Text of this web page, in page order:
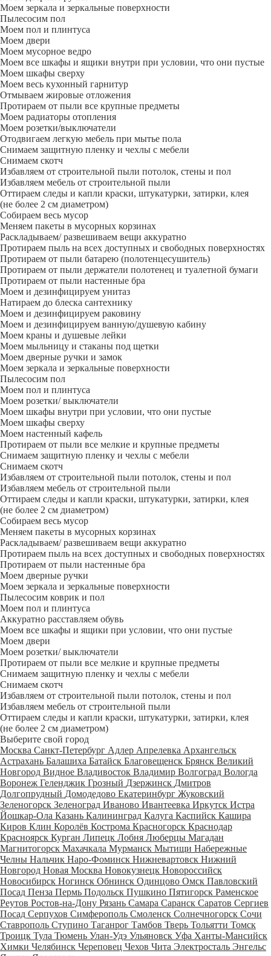
Моем зеркала и зеркальные поверхности
Пылесосим пол
Моем пол и плинтуса
Моем двери
Моем мусорное ведро
Моем все шкафы и ящики внутри при условии, что они пустые
Моем шкафы сверху
Моем весь кухонный гарнитур
Отмываем жировые отложения
Протираем от пыли все крупные предметы
Моем радиаторы отопления
Моем розетки/выключатели
Отодвигаем легкую мебель при мытье пола
Снимаем защитную пленку и чехлы с мебели
Снимаем скотч
Избавляем от строительной пыли потолок, стены и пол
Избавляем мебель от строительной пыли
Оттираем следы и капли краски, штукатурки, затирки, клея
(не более 2 см диаметром)
Собираем весь мусор
Меняем пакеты в мусорных корзинах
Раскладываем/ развешиваем вещи аккуратно
Протираем пыль на всех доступных и свободных поверхностях
Протираем от пыли батарею (полотенцесушитель)
Протираем от пыли держатели полотенец и туалетной бумаги
Протираем от пыли настенные бра
Моем и дезинфицируем унитаз
Натираем до блеска сантехнику
Моем и дезинфицируем раковину
Моем и дезинфицируем ванную/душевую кабину
Моем краны и душевые лейки
Моем мыльницу и стаканы под щетки
Моем дверные ручки и замок
Моем зеркала и зеркальные поверхности
Пылесосим пол
Моем пол и плинтуса
Моем розетки/ выключатели
Моем шкафы внутри при условии, что они пустые
Моем шкафы сверху
Моем настенный кафель
Протираем от пыли все мелкие и крупные предметы
Снимаем защитную пленку и чехлы с мебели
Снимаем скотч
Избавляем от строительной пыли потолок, стены и пол
Избавляем мебель от строительной пыли
Оттираем следы и капли краски, штукатурки, затирки, клея
(не более 2 см диаметром)
Собираем весь мусор
Меняем пакеты в мусорных корзинах
Раскладываем/ развешиваем вещи аккуратно
Протираем пыль на всех доступных и свободных поверхностях
Протираем от пыли настенные бра
Моем дверные ручки
Моем зеркала и зеркальные поверхности
Пылесосим коврик и пол
Моем пол и плинтуса
Аккуратно расставляем обувь
Моем все шкафы и ящики при условии, что они пустые
Моем двери
Моем розетки/ выключатели
Протираем от пыли все мелкие и крупные предметы
Снимаем защитную пленку и чехлы с мебели
Снимаем скотч
Избавляем от строительной пыли потолок, стены и пол
Избавляем мебель от строительной пыли
Оттираем следы и капли краски, штукатурки, затирки, клея
(не более 2 см диаметром)
Выберите свой город
Москва Санкт-Петербург Адлер Апрелевка Архангельск
Астрахань Балашиха Батайск Благовещенск Брянск Великий
Новгород Видное Владивосток Владимир Волгоград Вологда
Воронеж Геленджик Грозный Дзержинск Дмитров
Долгопрудный Домодедово Екатеринбург Жуковский
Зеленогорск Зеленоград Иваново Ивантеевка Иркутск Истра
Йошкар-Ола Казань Калининград Калуга Каспийск Кашира
Киров Клин Королёв Кострома Красногорск Краснодар
Красноярск Курган Липецк Лобня Люберцы Магадан
Магнитогорск Махачкала Мурманск Мытищи Набережные
Челны Нальчик Наро-Фоминск Нижневартовск Нижний
Новгород Новая Москва Новокузнецк Новороссийск
Новосибирск Ногинск Обнинск Одинцово Омск Павловский
Посад Пенза Пермь Подольск Пушкино Пятигорск Раменское
Реутов Ростов-на-Дону Рязань Самара Саранск Саратов Сергиев
Посад Серпухов Симферополь Смоленск Солнечногорск Сочи
Ставрополь Ступино Таганрог Тамбов Тверь Тольятти Томск
Троицк Тула Тюмень Улан-Удэ Ульяновск Уфа Ханты-Мансийск
Химки Челябинск Череповец Чехов Чита Электросталь Энгельс